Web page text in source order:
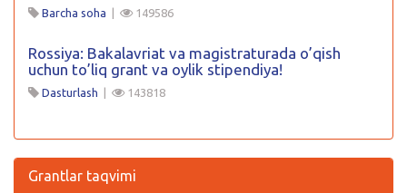
Barcha soha 149586
Rossiya: Bakalavriat va magistraturada o’qish
uchun to’liq grant va oylik stipendiya!
Dasturlash 143818
Grantlar taqvimi